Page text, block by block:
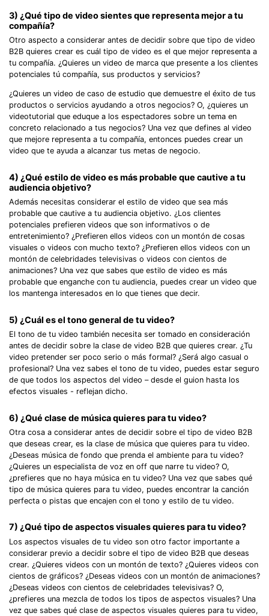
3) ¿Qué tipo de video sientes que representa mejor a tu
compañía?
Otro aspecto a considerar antes de decidir sobre que tipo de video
B2B quieres crear es cuál tipo de video es el que mejor representa a
tu compañía. ¿Quieres un video de marca que presente a los clientes
potenciales tú compañía, sus productos y servicios?
¿Quieres un video de caso de estudio que demuestre el éxito de tus
productos o servicios ayudando a otros negocios? O, ¿quieres un
videotutorial que eduque a los espectadores sobre un tema en
concreto relacionado a tus negocios? Una vez que defines al video
que mejore representa a tu compañía, entonces puedes crear un
video que te ayuda a alcanzar tus metas de negocio.
4) ¿Qué estilo de video es más probable que cautive a tu
audiencia objetivo?
Además necesitas considerar el estilo de video que sea más
probable que cautive a tu audiencia objetivo. ¿Los clientes
potenciales prefieren videos que son informativos o de
entretenimiento? ¿Prefieren ellos videos con un montón de cosas
visuales o videos con mucho texto? ¿Prefieren ellos videos con un
montón de celebridades televisivas o videos con cientos de
animaciones? Una vez que sabes que estilo de video es más
probable que enganche con tu audiencia, puedes crear un video que
los mantenga interesados en lo que tienes que decir.
5) ¿Cuál es el tono general de tu video?
El tono de tu video también necesita ser tomado en consideración
antes de decidir sobre la clase de video B2B que quieres crear. ¿Tu
video pretender ser poco serio o más formal? ¿Será algo casual o
profesional? Una vez sabes el tono de tu video, puedes estar seguro
de que todos los aspectos del video – desde el guion hasta los
efectos visuales - reflejan dicho.
6) ¿Qué clase de música quieres para tu video?
Otra cosa a considerar antes de decidir sobre el tipo de video B2B
que deseas crear, es la clase de música que quieres para tu video.
¿Deseas música de fondo que prenda el ambiente para tu video?
¿Quieres un especialista de voz en off que narre tu video? O,
¿prefieres que no haya música en tu video? Una vez que sabes qué
tipo de música quieres para tu video, puedes encontrar la canción
perfecta o pistas que encajen con el tono y estilo de tu video.
7) ¿Qué tipo de aspectos visuales quieres para tu video?
Los aspectos visuales de tu video son otro factor importante a
considerar previo a decidir sobre el tipo de video B2B que deseas
crear. ¿Quieres videos con un montón de texto? ¿Quieres videos con
cientos de gráficos? ¿Deseas videos con un montón de animaciones?
¿Deseas videos con cientos de celebridades televisivas? O,
¿prefieres una mezcla de todos los tipos de aspectos visuales? Una
vez que sabes qué clase de aspectos visuales quieres para tu video,